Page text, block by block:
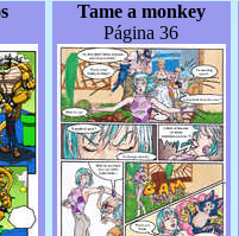
Tame a monkey
Página 36